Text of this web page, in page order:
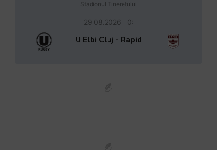
Stadionul Tineretului
29.08.2026 | 0:
U Elbi Cluj - Rapid